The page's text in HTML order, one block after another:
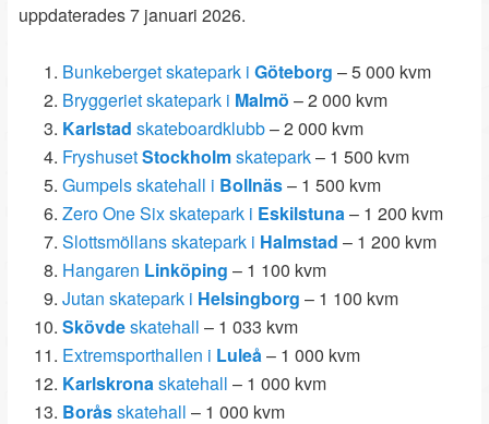
uppdaterades 7 januari 2026.
Bunkeberget skatepark iGöteborg – 5 000 kvm
Bryggeriet skatepark i Malmö – 2 000 kvm
Karlstad skateboardklubb– 2 000 kvm
FryshusetStockholmskatepark– 1 500 kvm
Gumpels skatehall i Bollnäs– 1 500 kvm
Zero One Six skatepark i Eskilstuna – 1 200 kvm
Slottsmöllans skatepark i Halmstad – 1 200 kvm
Hangaren Linköping – 1 100 kvm
Jutan skatepark i Helsingborg – 1 100 kvm
Skövdeskatehall– 1 033 kvm
Extremsporthallen i Luleå – 1 000 kvm
Karlskrona skatehall– 1 000 kvm
Boråsskatehall – 1 000 kvm